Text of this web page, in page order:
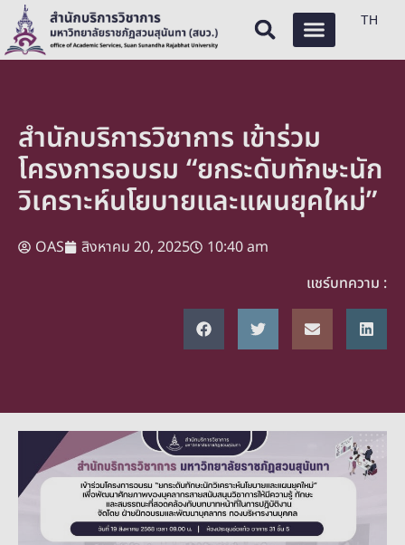
TH
สำนักบริการวิชาการ เข้าร่วม
โครงการอบรม “ยกระดับทักษะนัก
วิเคราะห์นโยบายและแผนยุคใหม่”
OAS สิงหาคม 20, 2025
10:40 am
แชร์บทความ :